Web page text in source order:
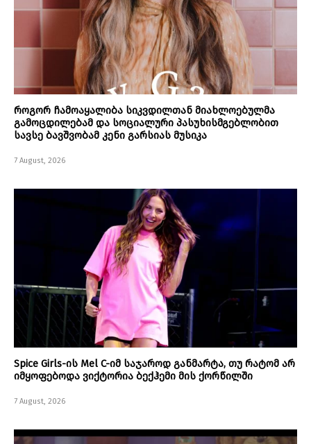
როგორ ჩამოაყალიბა სიკვდილთან მიახლოებულმა
გამოცდილებამ და სოციალური პასუხისმგებლობით
სავსე ბავშვობამ კენი გარსიას მუსიკა
7 August, 2026
Spice Girls-ის Mel C-იმ საჯაროდ განმარტა, თუ რატომ არ
იმყოფებოდა ვიქტორია ბექჰემი მის ქორწილში
7 August, 2026